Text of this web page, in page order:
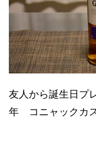
友人から誕生日プ
年 コニャックカ